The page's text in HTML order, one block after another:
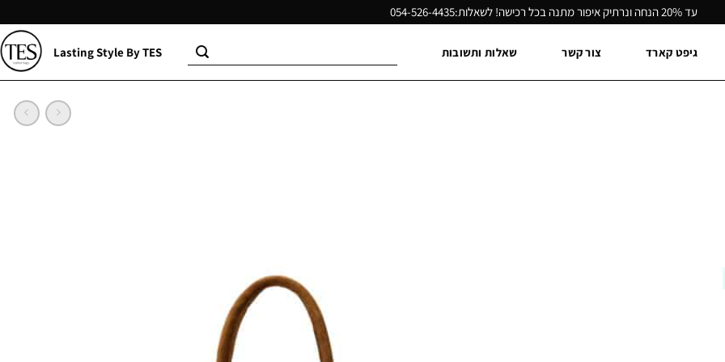
עד 20% הנחה ונרתיק איפור מתנה בכל רכישה! לשאלות: 054-526-4435
Lasting Style By TES גיפט קארד צור קשר שאלות ותשובות